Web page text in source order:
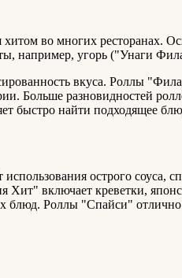
во многих ресторанах.
например, угорь ("Унаги
вкуса. Роллы
Больше разновидностей
быстро найти подходящее
острого
включает креветки,
Роллы "Спайси"